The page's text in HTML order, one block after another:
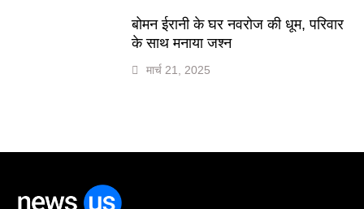
बोमन ईरानी के घर नवरोज की धूम, परिवार
के साथ मनाया जश्न
मार्च 21, 2025